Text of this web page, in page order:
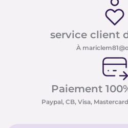
service client
À
Paiement
Paypal, CB, Visa,